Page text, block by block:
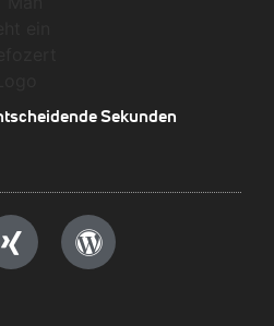
Sekunden